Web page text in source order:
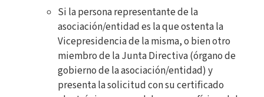
Si la persona representante de la
asociación/entidad es la que ostenta la
Vicepresidencia de la misma, o bien otro
miembro de la Junta Directiva (órgano de
gobierno de la asociación/entidad) y
presenta la solicitud con su certificado